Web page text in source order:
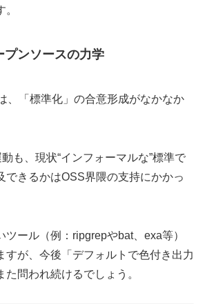
プンソースの力学
、「標準化」の合意形成がなかなか
も、現状“インフォーマルな”標準で
できるかはOSS界隈の支持にかかっ
ツール（例：ripgrepやbat、exa等）
すが、今後「デフォルトで色付き出力
た問われ続けるでしょう。